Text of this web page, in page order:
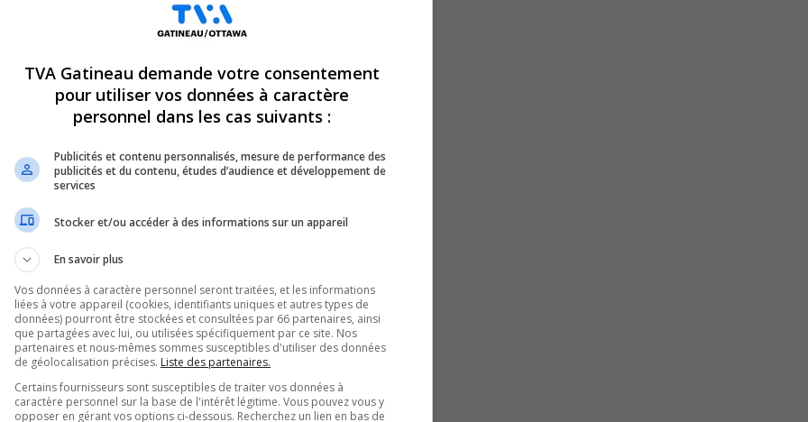
à Gatineau. Un jeune
faire face à des
les capacités
50, à la hauteur de la rue des
est survenu vers 20 h entre deux véhicules
de 18 ans aurait tenté d’emprunter une sortie
alors entré en collision latérale avec une
la vie et la mort
d’urgence à l’hôpital. Son état demeure
TVA Gatineau demande votre consentement
pour utiliser vos données à caractère
personnel dans les cas suivants :
Publicités et contenu personnalisés, mesure de performance des
publicités et du contenu, études d’audience et développement de
services
Stocker et/ou accéder à des informations sur un appareil
En savoir plus
Vos données à caractère personnel seront traitées, et les informations
liées à votre appareil (cookies, identifiants uniques et autres types de
données) pourront être stockées et consultées par 66 partenaires, ainsi
que partagées avec lui, ou utilisées spécifiquement par ce site. Nos
partenaires et nous-mêmes sommes susceptibles d'utiliser des données
de géolocalisation précises. Liste des partenaires.
Certains fournisseurs sont susceptibles de traiter vos données à
caractère personnel sur la base de l'intérêt légitime. Vous pouvez vous y
opposer en gérant vos options ci-dessous. Recherchez un lien en bas de